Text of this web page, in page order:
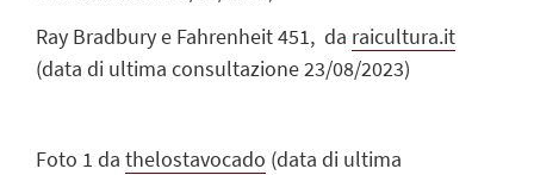
Ray Bradbury e Fahrenheit 451, da raicultura.it
(data di ultima consultazione 23/08/2023)
Foto 1 da thelostavocado (data di ultima